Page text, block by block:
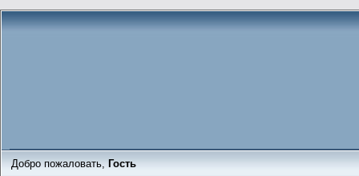
Добро пожаловать, Гость